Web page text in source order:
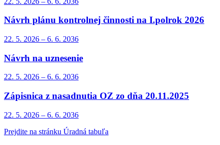
Návrh plánu kontrolnej činnosti na I.polrok 2026
22. 5. 2026 – 6. 6. 2036
Návrh na uznesenie
22. 5. 2026 – 6. 6. 2036
Zápisnica z nasadnutia OZ zo dňa 20.11.2025
22. 5. 2026 – 6. 6. 2036
Prejdite na stránku Úradná tabuľa